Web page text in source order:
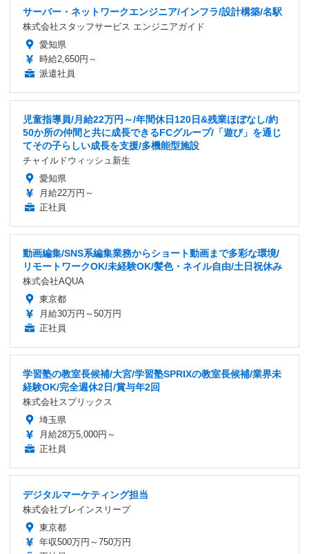
サーバー・ネットワークエンジニア/インフラ/設計構築/名駅
株式会社スタッフサービス エンジニアガイド
愛知県
時給2,650円～
派遣社員
児童指導員/月給22万円～/年間休日120日&残業ほぼなし/約
50か所の仲間と共に成長できるFCグループ/「遊び」を通じ
てその子らしい成長を支援/多機能型施設
チャイルドウィッシュ新生
愛知県
月給22万円～
正社員
動画編集/SNS系編集業務からショート動画まで多彩な環境/
リモートワークOK/未経験OK/髪色・ネイル自由/土日祝休み
株式会社AQUA
東京都
月給30万円～50万円
正社員
学習塾の教室長候補/大宮/学習塾SPRIXの教室長候補/業界未
経験OK/完全週休2日/賞与年2回
株式会社スプリックス
埼玉県
月給28万5,000円～
正社員
デジタルマーケティング担当
株式会社ブレインスリープ
東京都
年収500万円～750万円